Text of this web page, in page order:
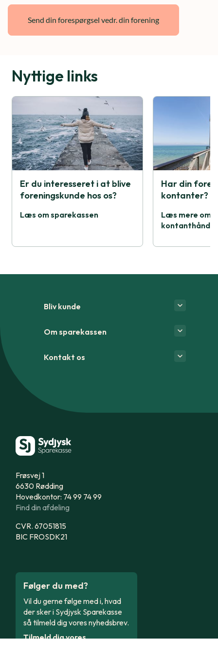
Nyttige links
Er du interesseret i at blive
foreningskunde hos os?
Læs om sparekassen
Har din
kontanter?
Læs mere om
Bliv kunde
Om sparekassen
Kontakt os
Frøsvej 1
6630 Rødding
Hovedkontor: 74 99 74 99
Find din afdeling
CVR. 67051815
BIC FROSDK21
Følger du med?
Vil du gerne følge med i, hvad
der sker i Sydjysk Sparekasse
så tilmeld dig vores nyhedsbrev.
Tilmeld dig vores